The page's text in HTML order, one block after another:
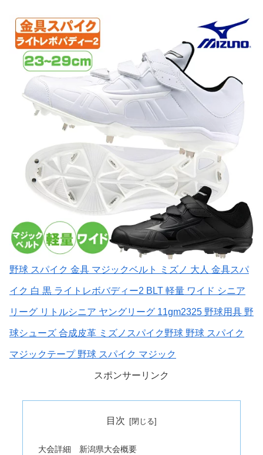
野球 スパイク 金具 マジックベルト ミズノ 大人 金具スパ
イク 白 黒 ライトレボバディー2 BLT 軽量 ワイド シニア
リーグ リトルシニア ヤングリーグ 11gm2325 野球用具 野
球シューズ 合成皮革 ミズノスパイク野球 野球 スパイク
マジックテープ 野球 スパイク マジック
スポンサーリンク
目次
大会詳細 新潟県大会概要